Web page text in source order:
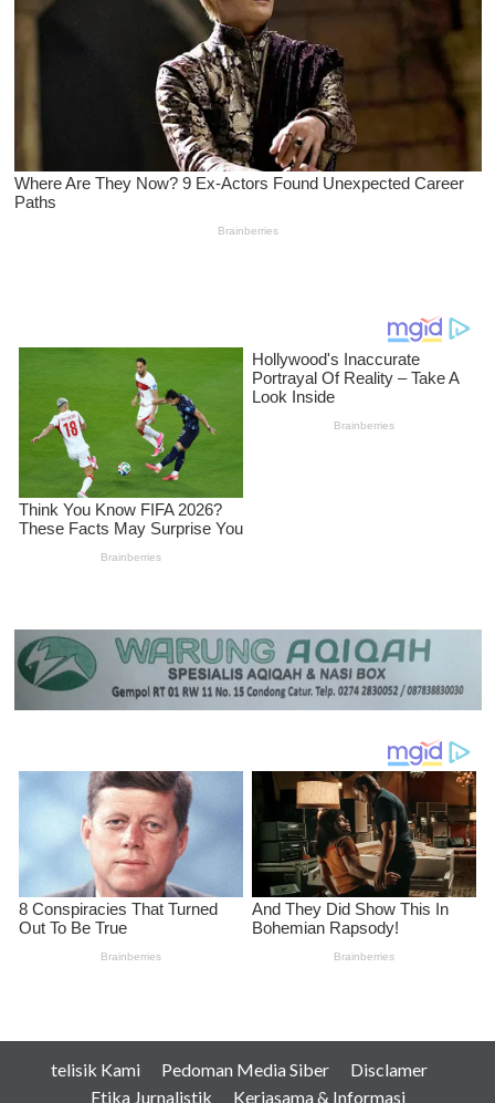
telisik Kami Pedoman Media Siber
Disclamer
Etika Jurnalistik
Kerjasama & Informasi